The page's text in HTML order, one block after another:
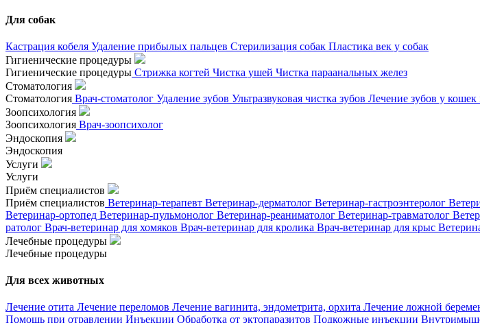
Для собак
Кастрация кобеля Удаление прибылых пальцев Стерилизация собак Пластика век у собак
Гигиенические процедуры
Гигиенические процедуры Стрижка когтей Чистка ушей Чистка параанальных желез
Стоматология
Стоматология Врач-стоматолог Удаление зубов Ультразвуковая чистка зубов Лечение зубов у кошек
Зоопсихология
Зоопсихология Врач-зоопсихолог
Эндоскопия
Эндоскопия
Услуги
Услуги
Приём специалистов
Приём специалистов Ветеринар-терапевт Ветеринар-дерматолог Ветеринар-гастроэнтеролог
Ветеринар-ортопед Ветеринар-пульмонолог Ветеринар-реаниматолог Ветеринар-травматолог
ратолог Врач-ветеринар для хомяков Врач-ветеринар для кролика Врач-ветеринар для крыс
Лечебные процедуры
Лечебные процедуры
Для всех животных
Лечение отита Лечение переломов Лечение вагинита, эндометрита, орхита Лечение ложной
Помощь при отравлении Инъекции Обработка от эктопаразитов Подкожные инъекции